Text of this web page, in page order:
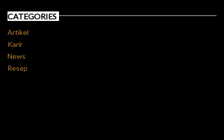
CATEGORIES
Artikel
Karir
News
Resep